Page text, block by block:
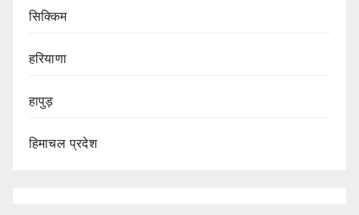
सिक्किम
हरियाणा
हापुड़
हिमाचल प्रदेश